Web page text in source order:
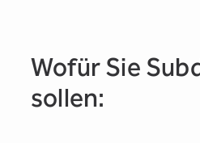
Wofür Sie
sollen: